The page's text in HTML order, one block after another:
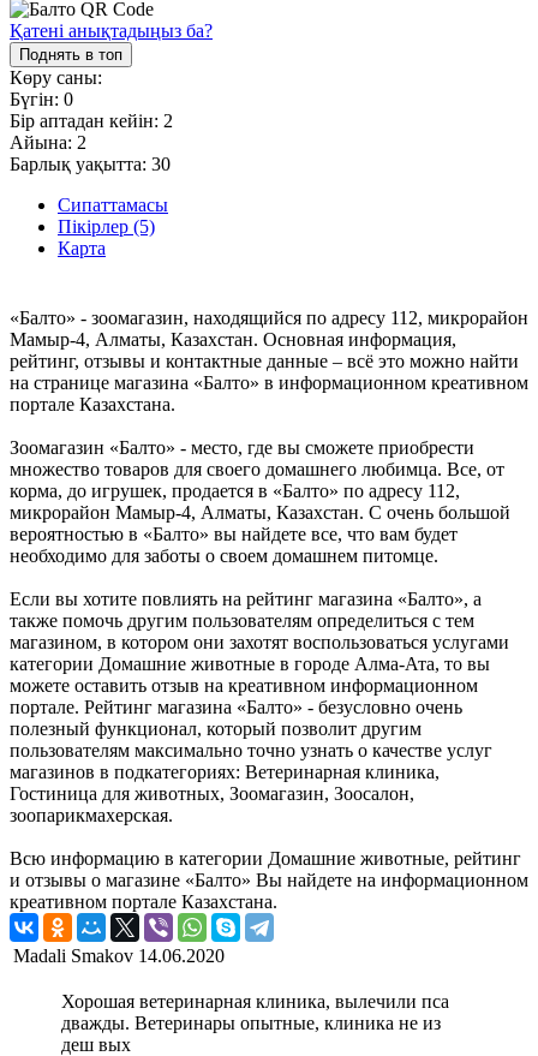
Қатені анықтадыңыз ба?
Поднять в топ
Көру саны:
Бүгін: 0
Бір аптадан кейін: 2
Айына: 2
Барлық уақытта: 30
Сипаттамасы
Пікірлер (5)
Карта
«Балто» - зоомагазин, находящийся по адресу 112, микрорайон
Мамыр-4, Алматы, Казахстан. Основная информация,
рейтинг, отзывы и контактные данные – всё это можно найти
на странице магазина «Балто» в информационном креативном
портале Казахстана.
Зоомагазин «Балто» - место, где вы сможете приобрести
множество товаров для своего домашнего любимца. Все, от
корма, до игрушек, продается в «Балто» по адресу 112,
микрорайон Мамыр-4, Алматы, Казахстан. С очень большой
вероятностью в «Балто» вы найдете все, что вам будет
необходимо для заботы о своем домашнем питомце.
Если вы хотите повлиять на рейтинг магазина «Балто», а
также помочь другим пользователям определиться с тем
магазином, в котором они захотят воспользоваться услугами
категории Домашние животные в городе Алма-Ата, то вы
можете оставить отзыв на креативном информационном
портале. Рейтинг магазина «Балто» - безусловно очень
полезный функционал, который позволит другим
пользователям максимально точно узнать о качестве услуг
магазинов в подкатегориях: Ветеринарная клиника,
Гостиница для животных, Зоомагазин, Зоосалон,
зоопарикмахерская.
Всю информацию в категории Домашние животные, рейтинг
и отзывы о магазине «Балто» Вы найдете на информационном
креативном портале Казахстана.
Madali Smakov 14.06.2020
Хорошая ветеринарная клиника, вылечили пса
дважды. Ветеринары опытные, клиника не из
деш вых